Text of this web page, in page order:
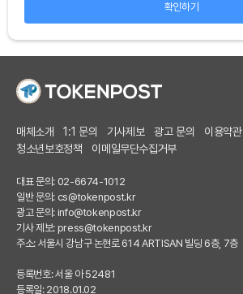
확인하기
매체소개 1:1 문의 기사제보 광고 문의 이용약관
청소년보호정책
이메일무단수집거부
대표 문의: 02-6674-1012
일반 문의: cs@tokenpost.kr
광고 문의: info@tokenpost.kr
기사 제보: press@tokenpost.kr
주소: 서울시 강남구 논현로 614 ARTISAN 빌딩 6층, 7층
등록번호: 서울 아 52481
등록일: 2018.01.02